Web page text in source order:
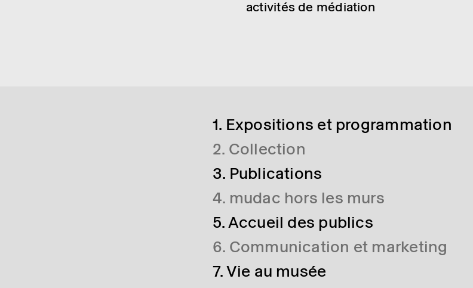
activités de médiation
1. Expositions et programmation
2. Collection
3. Publications
4. mudac hors les murs
5. Accueil des publics
6. Communication et marketing
7. Vie au musée